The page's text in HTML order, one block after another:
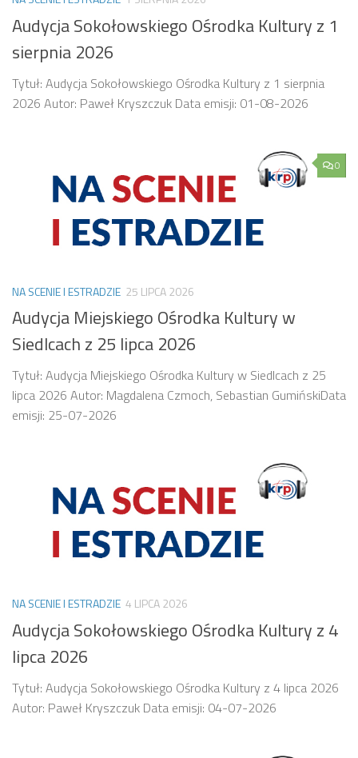
Audycja Sokołowskiego Ośrodka Kultury z 1
sierpnia 2026
Tytuł: Audycja Sokołowskiego Ośrodka Kultury z 1 sierpnia
2026 Autor: Paweł Kryszczuk Data emisji: 01-08-2026
0
NA SCENIE I ESTRADZIE 25 LIPCA 2026
Audycja Miejskiego Ośrodka Kultury w
Siedlcach z 25 lipca 2026
Tytuł: Audycja Miejskiego Ośrodka Kultury w Siedlcach z 25
lipca 2026 Autor: Magdalena Czmoch, Sebastian GumińskiData
emisji: 25-07-2026
NA SCENIE I ESTRADZIE 4 LIPCA 2026
Audycja Sokołowskiego Ośrodka Kultury z 4
lipca 2026
Tytuł: Audycja Sokołowskiego Ośrodka Kultury z 4 lipca 2026
Autor: Paweł Kryszczuk Data emisji: 04-07-2026